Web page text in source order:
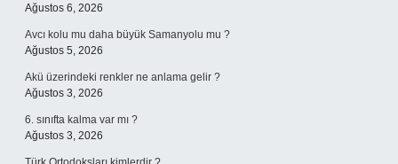
Ağustos 6, 2026
Avcı kolu mu daha büyük Samanyolu mu ?
Ağustos 5, 2026
Akü üzerindeki renkler ne anlama gelir ?
Ağustos 3, 2026
6. sınıfta kalma var mı ?
Ağustos 3, 2026